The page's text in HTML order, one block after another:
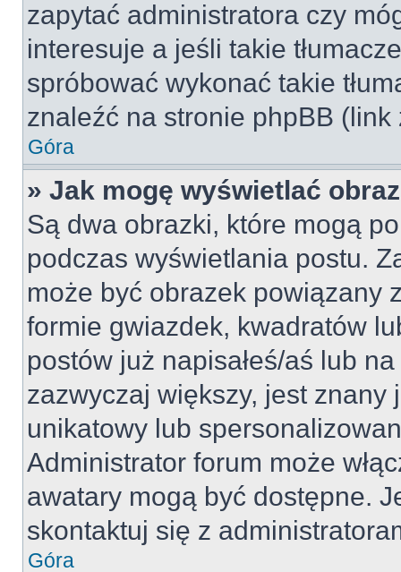
zapytać administratora czy
interesuje a jeśli takie
spróbować wykonać takie
znaleźć na stronie phpBB
Góra
» Jak mogę wyświetlać
Są dwa obrazki, które mogą
podczas wyświetlania postu.
może być obrazek powiązany
formie gwiazdek, kwadratów
postów już napisałeś/aś lub
zazwyczaj większy, jest
unikatowy lub
Administrator forum może
awatary mogą być dostępne.
skontaktuj się z
Góra